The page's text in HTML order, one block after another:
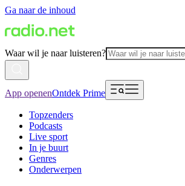
Ga naar de inhoud
Waar wil je naar luisteren?
App openenOntdek Prime
Topzenders
Podcasts
Live sport
In je buurt
Genres
Onderwerpen